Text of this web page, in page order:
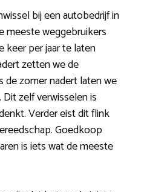
bij een autobedrijf in
meeste weggebruikers
keer per jaar te laten
zetten we de
de zomer nadert laten we
zelf verwisselen is
Verder eist dit flink
Goedkoop
is iets wat de meeste